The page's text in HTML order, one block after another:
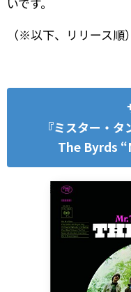
（※以下、リリース順）
『ミスター・
The Byrds